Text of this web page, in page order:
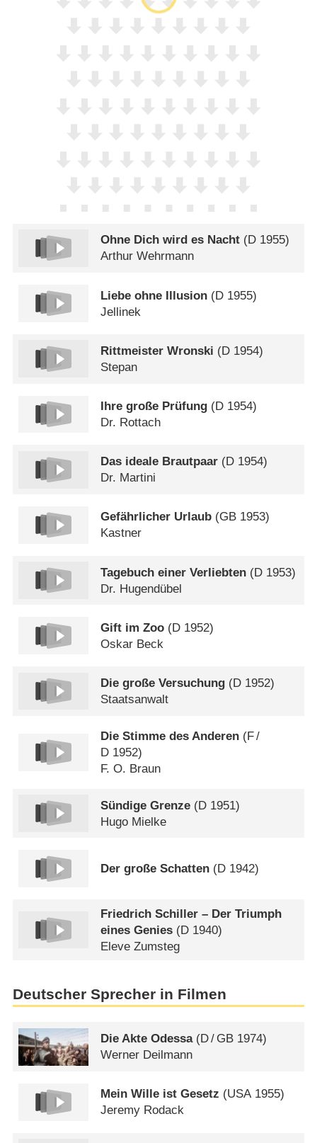
Ohne Dich wird es Nacht (D 1955)
Arthur Wehrmann
Liebe ohne Illusion (D 1955)
Jellinek
Rittmeister Wronski (D 1954)
Stepan
Ihre große Prüfung (D 1954)
Dr. Rottach
Das ideale Brautpaar (D 1954)
Dr. Martini
Gefährlicher Urlaub (GB 1953)
Kastner
Tagebuch einer Verliebten (D 1953)
Dr. Hugendübel
Gift im Zoo (D 1952)
Oskar Beck
Die große Versuchung (D 1952)
Staatsanwalt
Die Stimme des Anderen (F/
D 1952)
F. O. Braun
Sündige Grenze (D 1951)
Hugo Mielke
Der große Schatten (D 1942)
Friedrich Schiller – Der Triumph
eines Genies (D 1940)
Eleve Zumsteg
Deutscher Sprecher in Filmen
Die Akte Odessa(D/ GB 1974)
Werner Deilmann
Mein Wille ist Gesetz (USA1955)
Jeremy Rodack